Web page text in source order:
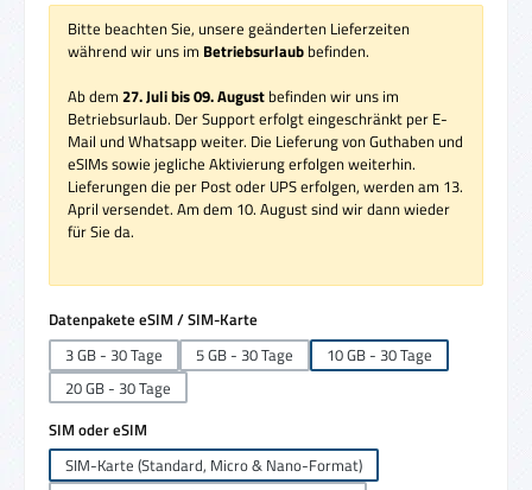
Bitte beachten Sie, unsere geänderten Lieferzeiten
während wir uns im Betriebsurlaub befinden.
Ab dem 27. Juli bis 09. August befinden wir uns im
Betriebsurlaub. Der Support erfolgt eingeschränkt per E-
Mail und Whatsapp weiter. Die Lieferung von Guthaben und
eSIMs sowie jegliche Aktivierung erfolgen weiterhin.
Lieferungen die per Post oder UPS erfolgen, werden am 13.
April versendet. Am dem 10. August sind wir dann wieder
für Sie da.
Datenpakete eSIM / SIM-Karte
3 GB - 30 Tage
5 GB - 30 Tage
10 GB - 30 Tage
20 GB - 30 Tage
SIM oder eSIM
SIM-Karte (Standard, Micro & Nano-Format)